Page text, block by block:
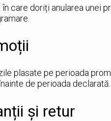
în care doriți anularea unei
plasate pe perioada
de perioada declarată.
și retur